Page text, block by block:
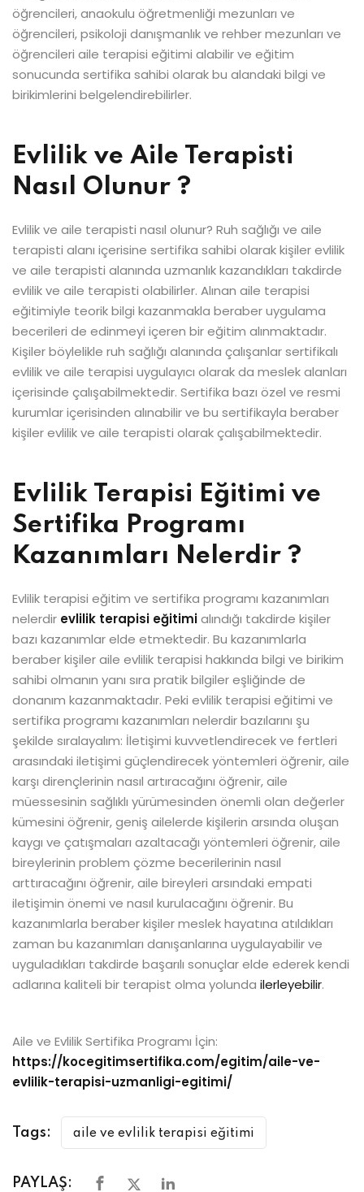
öğrencileri, anaokulu öğretmenliği mezunları ve
öğrencileri, psikoloji danışmanlık ve rehber mezunları ve
öğrencileri aile terapisi eğitimi alabilir ve eğitim
sonucunda sertifika sahibi olarak bu alandaki bilgi ve
birikimlerini belgelendirebilirler.
Evlilik ve Aile Terapisti
Nasıl Olunur ?
Evlilik ve aile terapisti nasıl olunur? Ruh sağlığı ve aile
terapisti alanı içerisine sertifika sahibi olarak kişiler evlilik
ve aile terapisti alanında uzmanlık kazandıkları takdirde
evlilik ve aile terapisti olabilirler. Alınan aile terapisi
eğitimiyle teorik bilgi kazanmakla beraber uygulama
becerileri de edinmeyi içeren bir eğitim alınmaktadır.
Kişiler böylelikle ruh sağlığı alanında çalışanlar sertifikalı
evlilik ve aile terapisi uygulayıcı olarak da meslek alanları
içerisinde çalışabilmektedir. Sertifika bazı özel ve resmi
kurumlar içerisinden alınabilir ve bu sertifikayla beraber
kişiler evlilik ve aile terapisti olarak çalışabilmektedir.
Evlilik Terapisi Eğitimi ve
Sertifika Programı
Kazanımları Nelerdir ?
Evlilik terapisi eğitim ve sertifika programı kazanımları
nelerdir evlilik terapisi eğitimialındığı takdirde kişiler
bazı kazanımlar elde etmektedir. Bu kazanımlarla
beraber kişiler aile evlilik terapisi hakkında bilgi ve birikim
sahibi olmanın yanı sıra pratik bilgiler eşliğinde de
donanım kazanmaktadır. Peki evlilik terapisi eğitimi ve
sertifika programı kazanımları nelerdir bazılarını şu
şekilde sıralayalım: İletişimi kuvvetlendirecek ve fertleri
arasındaki iletişimi güçlendirecek yöntemleri öğrenir, aile
karşı dirençlerinin nasıl artıracağını öğrenir, aile
müessesinin sağlıklı yürümesinden önemli olan değerler
kümesini öğrenir, geniş ailelerde kişilerin arsında oluşan
kaygı ve çatışmaları azaltacağı yöntemleri öğrenir, aile
bireylerinin problem çözme becerilerinin nasıl
arttıracağını öğrenir, aile bireyleri arsındaki empati
iletişimin önemi ve nasıl kurulacağını öğrenir. Bu
kazanımlarla beraber kişiler meslek hayatına atıldıkları
zaman bu kazanımları danışanlarına uygulayabilir ve
uyguladıkları takdirde başarılı sonuçlar elde ederek kendi
adlarına kaliteli bir terapist olma yolunda ilerleyebilir.
Aile ve Evlilik Sertifika Programı İçin:
https://kocegitimsertifika.com/egitim/aile-ve-
evlilik-terapisi-uzmanligi-egitimi/
Tags: aile ve evlilik terapisi eğitimi
PAYLAŞ: